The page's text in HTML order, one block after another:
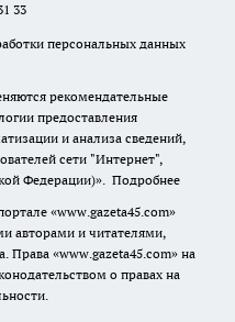
33
персональных данных
рекомендательные
предоставления
и анализа сведений,
сети "Интернет",
Федерации)». Подробнее
«www.gazeta45.com»
авторами и читателями,
Права «www.gazeta45.com» на
о правах на